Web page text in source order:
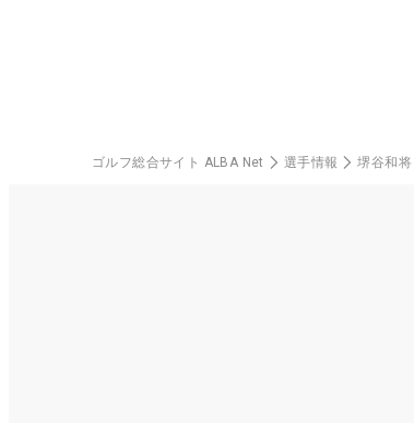
ゴルフ総合サイト ALBA Net 選手情報 堺谷和将